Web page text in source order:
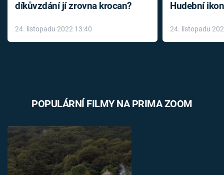
díkůvzdání jí zrovna krocan?
24. listopadu 2022 13:40
Hudební
léky
24. listopadu
POPULÁRNÍ FILMY NA PRIMA ZOOM